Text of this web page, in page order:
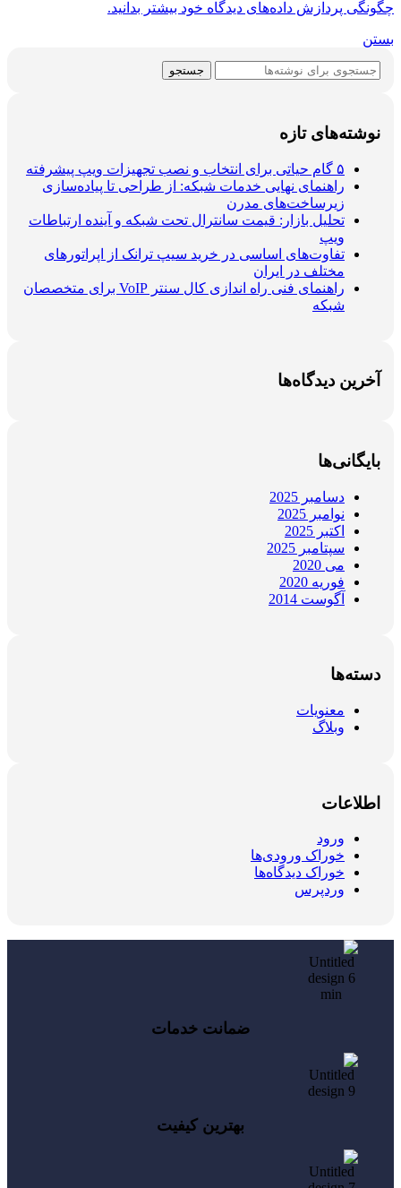
چگونگی پردازش داده‌های دیدگاه خود بیشتر بدانید.
بستن
جستجو
نوشته‌های تازه
۵ گام حیاتی برای انتخاب و نصب تجهیزات ویپ پیشرفته
راهنمای نهایی خدمات شبکه: از طراحی تا پیاده‌سازی
زیرساخت‌های مدرن
تحلیل بازار: قیمت سانترال تحت شبکه و آینده ارتباطات
ویپ
تفاوت‌های اساسی در خرید سیپ ترانک از اپراتورهای
مختلف در ایران
راهنمای فنی راه اندازی کال سنتر VoIP برای متخصصان
شبکه
آخرین دیدگاه‌ها
بایگانی‌ها
دسامبر 2025
نوامبر 2025
اکتبر 2025
سپتامبر 2025
می 2020
فوریه 2020
آگوست 2014
دسته‌ها
معنویات
وبلاگ
اطلاعات
ورود
خوراک ورودی‌ها
خوراک دیدگاه‌ها
وردپرس
ضمانت خدمات
بهترین کیفیت